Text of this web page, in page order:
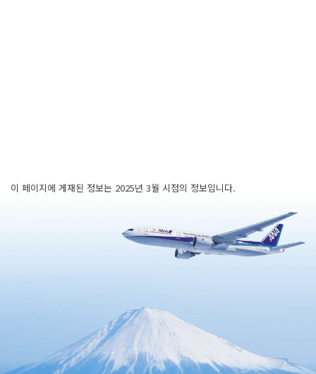
이 페이지에 게재된 정보는 2025년 3월 시점의 정보입니다.